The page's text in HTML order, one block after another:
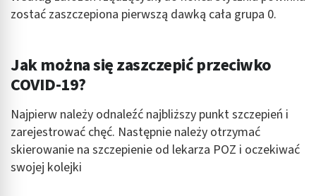
zostać zaszczepiona pierwszą dawką cała grupa 0.
Jak można się zaszczepić przeciwko
COVID-19?
Najpierw należy odnaleźć najbliższy punkt szczepień i
zarejestrować chęć. Następnie należy otrzymać
skierowanie na szczepienie od lekarza POZ i oczekiwać
swojej kolejki